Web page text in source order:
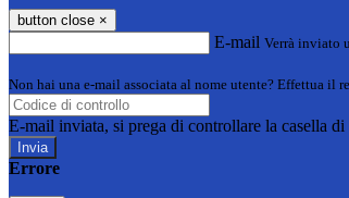
button close ×
E-mail Verrà inviato
Non hai una e-mail associata al nome utente? Effettua il
E-mail inviata, si prega di controllare la casella di
Errore